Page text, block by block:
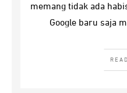
memang tidak ada
Google baru saja